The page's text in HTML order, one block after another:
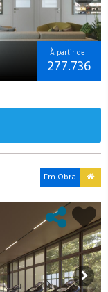
À partir de
277.736
Em Obra